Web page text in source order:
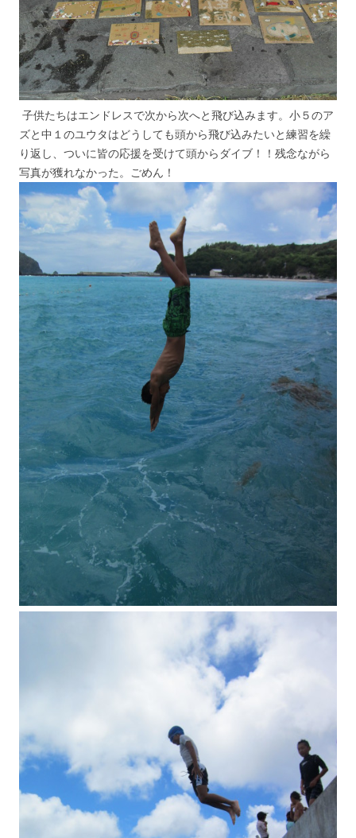
子供たちはエンドレスで次から次へと飛び込みます。小５のア
ズと中１のユウタはどうしても頭から飛び込みたいと練習を繰
り返し、ついに皆の応援を受けて頭からダイブ！！残念ながら
写真が獲れなかった。ごめん！